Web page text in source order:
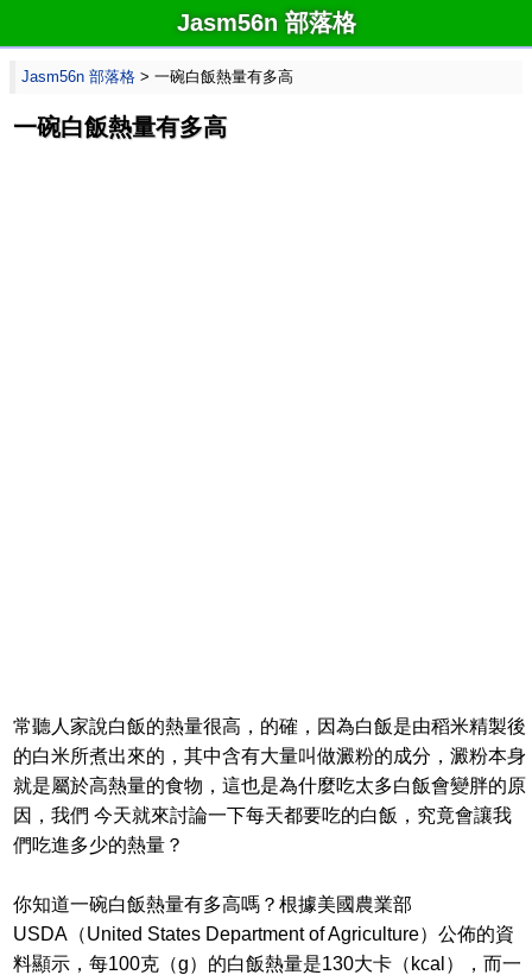
Jasm56n 部落格
Jasm56n 部落格 > 一碗白飯熱量有多高
一碗白飯熱量有多高
常聽人家說白飯的熱量很高，的確，因為白飯是由稻米精製後
的白米所煮出來的，其中含有大量叫做澱粉的成分，澱粉本身
就是屬於高熱量的食物，這也是為什麼吃太多白飯會變胖的原
因，我們 今天就來討論一下每天都要吃的白飯，究竟會讓我
們吃進多少的熱量？
你知道一碗白飯熱量有多高嗎？根據美國農業部
USDA（United States Department of Agriculture）公佈的資
料顯示，每100克（g）的白飯熱量是130大卡（kcal），而一